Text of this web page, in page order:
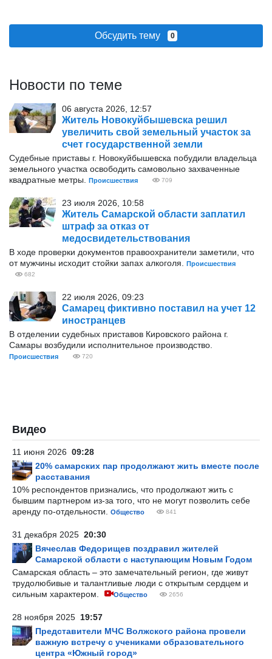
Обсудить тему 0
Новости по теме
06 августа 2026, 12:57
Житель Новокуйбышевска решил
увеличить свой земельный участок за
счет государственной земли
Судебные приставы г. Новокуйбышевска побудили владельца
земельного участка освободить самовольно захваченные
квадратные метры.
Происшествия 709
23 июля 2026, 10:58
Житель Самарской области заплатил
штраф за отказ от
медосвидетельствования
В ходе проверки документов правоохранители заметили, что
от мужчины исходит стойки запах алкоголя.
Происшествия
682
22 июля 2026, 09:23
Самарец фиктивно поставил на учет 12
иностранцев
В отделении судебных приставов Кировского района г.
Самары возбудили исполнительное производство.
Происшествия 720
Видео
11 июня 2026 09:28
20% самарских пар продолжают жить вместе после
расставания
10% респондентов признались, что продолжают жить с
бывшим партнером из-за того, что не могут позволить себе
аренду по-отдельности.
Общество 841
31 декабря 2025 20:30
Вячеслав Федорищев поздравил жителей
Самарской области с наступающим Новым Годом
Самарская область – это замечательный регион, где живут
трудолюбивые и талантливые люди с открытым сердцем и
сильным характером.
Общество 2656
28 ноября 2025 19:57
Представители МЧС Волжского района провели
важную встречу с учениками образовательного
центра «Южный город»